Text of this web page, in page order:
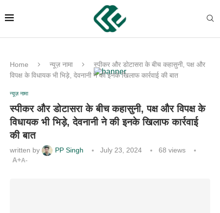
Home न्यूज़ नामा
स्पीकर और डोटासरा के बीच कहासुनी, पक्ष और
विपक्ष के विधायक भी भिड़े, देवनानी ने की इनके खिलाफ कार्रवाई की बात
न्यूज़ नामा
स्पीकर और डोटासरा के बीच कहासुनी, पक्ष और विपक्ष के
विधायक भी भिड़े, देवनानी ने की इनके खिलाफ कार्रवाई
की बात
written by PP Singh July 23, 2024 68 views
A+A-